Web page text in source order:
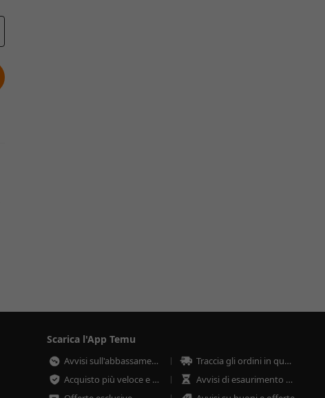
Scarica l'App Temu
Avvisi sull'abbassamento dei prezzi
Traccia gli ordini in qualsiasi momento
Acquisto più veloce e sicuro
Avvisi di esaurimento scorte